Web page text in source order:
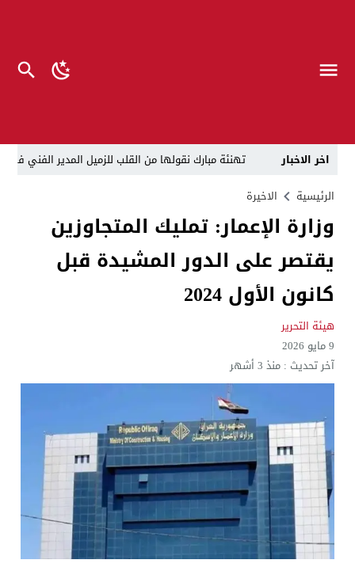
اخر الاخبار
تهنئة مبارك نقولها من القلب للزميل المدير الفني في
ضباط الجيش سيدخلون الهيئة تغيير ملابس الحشد والرتب
قوة امنية تقبض على هاشم السوداني مدير عام شركة لسيارات
ائتلاف السوداني لاتضربوا هرم الفساد: العملية
الرئيسية الاخيرة
وزارة الإعمار: تمليك المتجاوزين
يقتصر على الدور المشيدة قبل
كانون الأول 2024
هيئة التحرير
9 مايو 2026
آخر تحديث :منذ 3 أشهر